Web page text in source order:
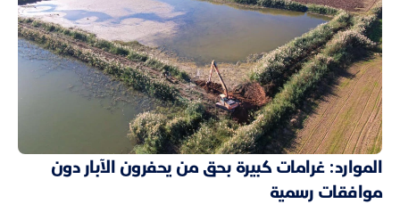
الموارد: غرامات كبيرة بحق من يحفرون الآبار دون
موافقات رسمية